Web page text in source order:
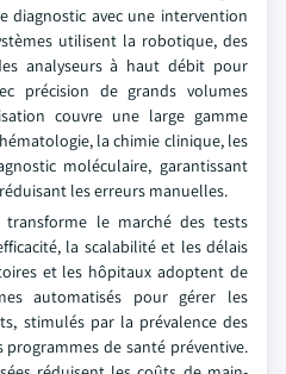
diagnostic avec une intervention
utilisent la robotique, des
analyseurs à haut débit pour
précision de grands volumes
couvre une large gamme
la chimie clinique, les
moléculaire, garantissant
les erreurs manuelles.
le marché des tests
la scalabilité et les délais
et les hôpitaux adoptent de
automatisés pour gérer les
stimulés par la prévalence des
de santé préventive.